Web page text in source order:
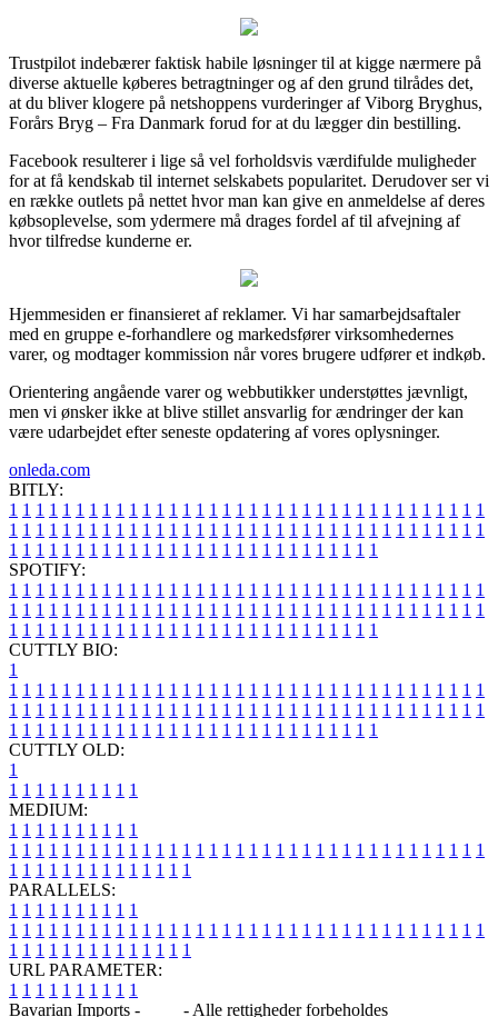
Trustpilot indebærer faktisk habile løsninger til at kigge nærmere på
diverse aktuelle køberes betragtninger og af den grund tilrådes det,
at du bliver klogere på netshoppens vurderinger af Viborg Bryghus,
Forårs Bryg – Fra Danmark forud for at du lægger din bestilling.
Facebook resulterer i lige så vel forholdsvis værdifulde muligheder
for at få kendskab til internet selskabets popularitet. Derudover ser vi
en række outlets på nettet hvor man kan give en anmeldelse af deres
købsoplevelse, som ydermere må drages fordel af til afvejning af
hvor tilfredse kunderne er.
Hjemmesiden er finansieret af reklamer. Vi har samarbejdsaftaler
med en gruppe e-forhandlere og markedsfører virksomhedernes
varer, og modtager kommission når vores brugere udfører et indkøb.
Orientering angående varer og webbutikker understøttes jævnligt,
men vi ønsker ikke at blive stillet ansvarlig for ændringer der kan
være udarbejdet efter seneste opdatering af vores oplysninger.
onleda.com
BITLY:
1 1 1 1 1 1 1 1 1 1 1 1 1 1 1 1 1 1 1 1 1 1 1 1 1 1 1 1 1 1 1 1 1 1 1 1
1 1 1 1 1 1 1 1 1 1 1 1 1 1 1 1 1 1 1 1 1 1 1 1 1 1 1 1 1 1 1 1 1 1 1 1
1 1 1 1 1 1 1 1 1 1 1 1 1 1 1 1 1 1 1 1 1 1 1 1 1 1 1 1
SPOTIFY:
1 1 1 1 1 1 1 1 1 1 1 1 1 1 1 1 1 1 1 1 1 1 1 1 1 1 1 1 1 1 1 1 1 1 1 1
1 1 1 1 1 1 1 1 1 1 1 1 1 1 1 1 1 1 1 1 1 1 1 1 1 1 1 1 1 1 1 1 1 1 1 1
1 1 1 1 1 1 1 1 1 1 1 1 1 1 1 1 1 1 1 1 1 1 1 1 1 1 1 1
CUTTLY BIO:
1
1 1 1 1 1 1 1 1 1 1 1 1 1 1 1 1 1 1 1 1 1 1 1 1 1 1 1 1 1 1 1 1 1 1 1 1
1 1 1 1 1 1 1 1 1 1 1 1 1 1 1 1 1 1 1 1 1 1 1 1 1 1 1 1 1 1 1 1 1 1 1 1
1 1 1 1 1 1 1 1 1 1 1 1 1 1 1 1 1 1 1 1 1 1 1 1 1 1 1 1
CUTTLY OLD:
1
1 1 1 1 1 1 1 1 1 1
MEDIUM:
1 1 1 1 1 1 1 1 1 1
1 1 1 1 1 1 1 1 1 1 1 1 1 1 1 1 1 1 1 1 1 1 1 1 1 1 1 1 1 1 1 1 1 1 1 1
1 1 1 1 1 1 1 1 1 1 1 1 1 1
PARALLELS:
1 1 1 1 1 1 1 1 1 1
1 1 1 1 1 1 1 1 1 1 1 1 1 1 1 1 1 1 1 1 1 1 1 1 1 1 1 1 1 1 1 1 1 1 1 1
1 1 1 1 1 1 1 1 1 1 1 1 1 1
URL PARAMETER:
1 1 1 1 1 1 1 1 1 1
Bavarian Imports -
- Alle rettigheder forbeholdes